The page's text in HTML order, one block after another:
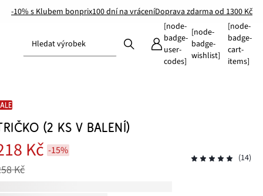
-10% s Klubem bonprix100 dní na vráceníDoprava zdarma od 1300 Kč
Hledat výrobek
[node-
badge-
user-
codes]
[node-
badge-
wishlist]
[node-
badge-
cart-
items]
(2 KS V BALENÍ)
Kč -15%
Kč
(14)